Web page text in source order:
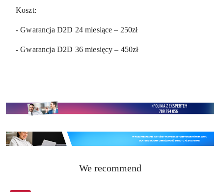
Koszt:
- Gwarancja D2D 24 miesiące – 250zł
- Gwarancja D2D 36 miesięcy – 450zł
Skip the carousel of products
Status
We recommend